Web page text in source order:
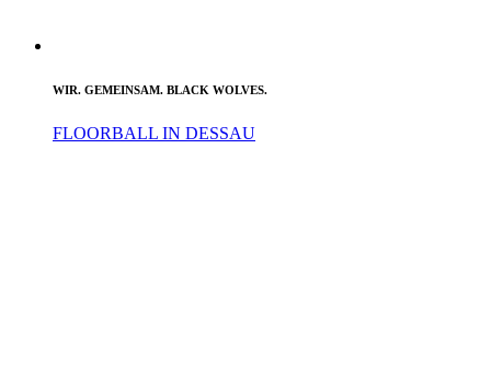
WIR. GEMEINSAM. BLACK WOLVES.
FLOORBALL IN DESSAU